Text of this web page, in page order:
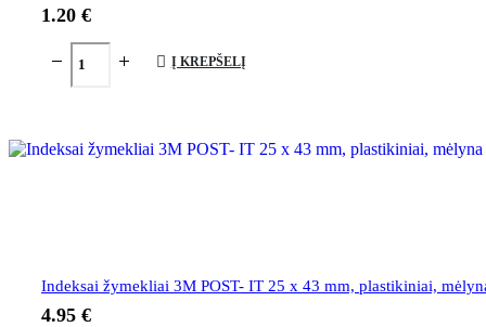
1.20 €
Į KREPŠELĮ
Indeksai žymekliai 3M POST- IT 25 x 43 mm, plastikiniai,
4.95 €